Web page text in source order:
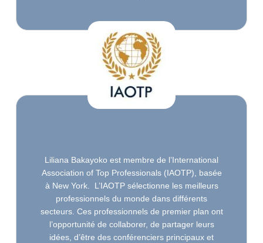
Liliana Bakayoko est membre de l’International
Association of Top Professionals (IAOTP), basée
à New York. L’IAOTP sélectionne les meilleurs
professionnels du monde dans différents
secteurs. Ces professionnels de premier plan ont
l’opportunité de collaborer, de partager leurs
idées, d’être des conférenciers principaux et